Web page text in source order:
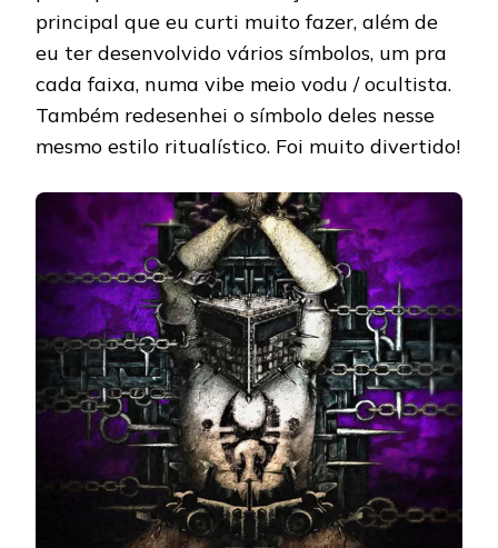
principal que eu curti muito fazer, além de
eu ter desenvolvido vários símbolos, um pra
cada faixa, numa vibe meio vodu / ocultista.
Também redesenhei o símbolo deles nesse
mesmo estilo ritualístico. Foi muito divertido!